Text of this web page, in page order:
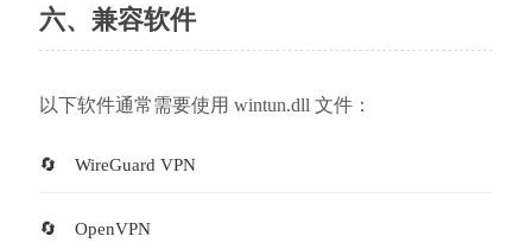
六、兼容软件
以下软件通常需要使用 wintun.dll 文件：
WireGuard VPN
OpenVPN